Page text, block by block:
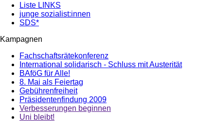
Liste LINKS
junge sozialist:innen
SDS*
Kampagnen
Fachschaftsrätekonferenz
International solidarisch - Schluss mit Austerität
BAföG für Alle!
8. Mai als Feiertag
Gebührenfreiheit
Präsidentenfindung 2009
Verbesserungen beginnen
Uni bleibt!